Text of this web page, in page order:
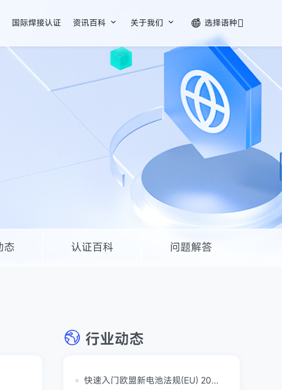
国际焊接认证 资讯百科  关于我们  选择语种
态 认证百科 问题解答
行业动态
快速入门欧盟新电池法规(EU) 2023/1542